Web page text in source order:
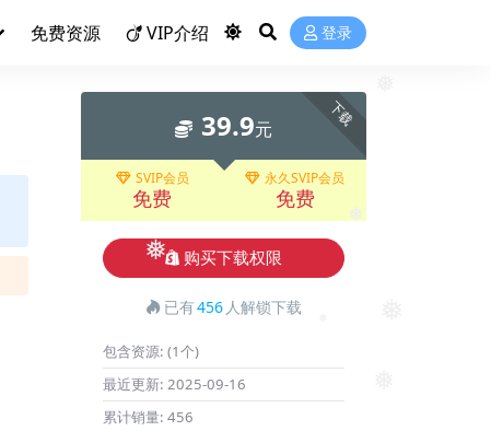
❅
❅
❅
免费资源 VIP介绍 登录
下载
39.9元
SVIP会员
免费
永久SVIP会员
免费
购买下载权限
已有456 人解锁下载
包含资源: (1个)
最近更新: 2025-09-16
累计销量: 456